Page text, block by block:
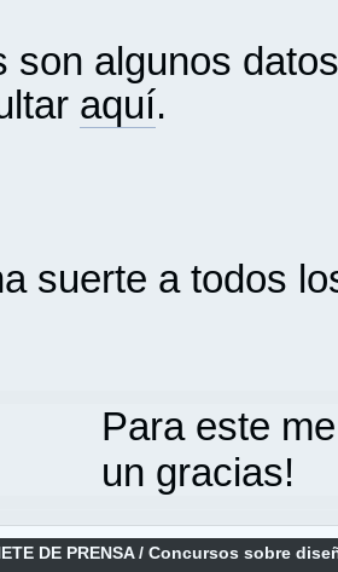
son algunos
aquí.
suerte a todos
Para este
un gracias!
DE PRENSA/Concursos sobre